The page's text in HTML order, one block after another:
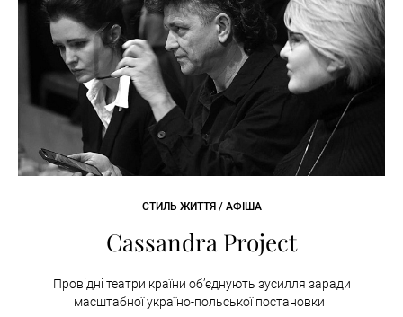
СТИЛЬ ЖИТТЯ / АФІША
Cassandra Project
Провідні театри країни об’єднують зусилля заради
масштабної україно-польської постановки